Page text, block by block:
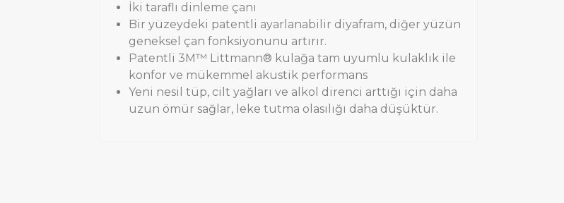
İki taraflı dinleme çanı
Bir yüzeydeki patentli ayarlanabilir diyafram, diğer yüzün
geneksel çan fonksiyonunu artırır.
Patentli 3M™ Littmann® kulağa tam uyumlu kulaklık ile
konfor ve mükemmel akustik performans
Yeni nesil tüp, cilt yağları ve alkol direnci arttığı için daha
uzun ömür sağlar, leke tutma olasılığı daha düşüktür.